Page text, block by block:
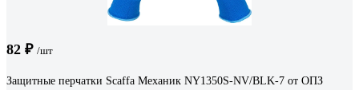
82 ₽ /шт
Защитные перчатки Scaffa Механик NY1350S-NV/BLK-7 от ОПЗ